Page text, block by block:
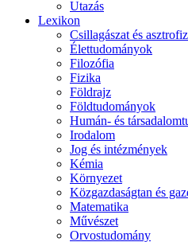
Utazás
Lexikon
Csillagászat és
Élettudományok
Filozófia
Fizika
Földrajz
Földtudományok
Humán- és
Irodalom
Jog és intézmények
Kémia
Környezet
Közgazdaságtan és
Matematika
Művészet
Orvostudomány